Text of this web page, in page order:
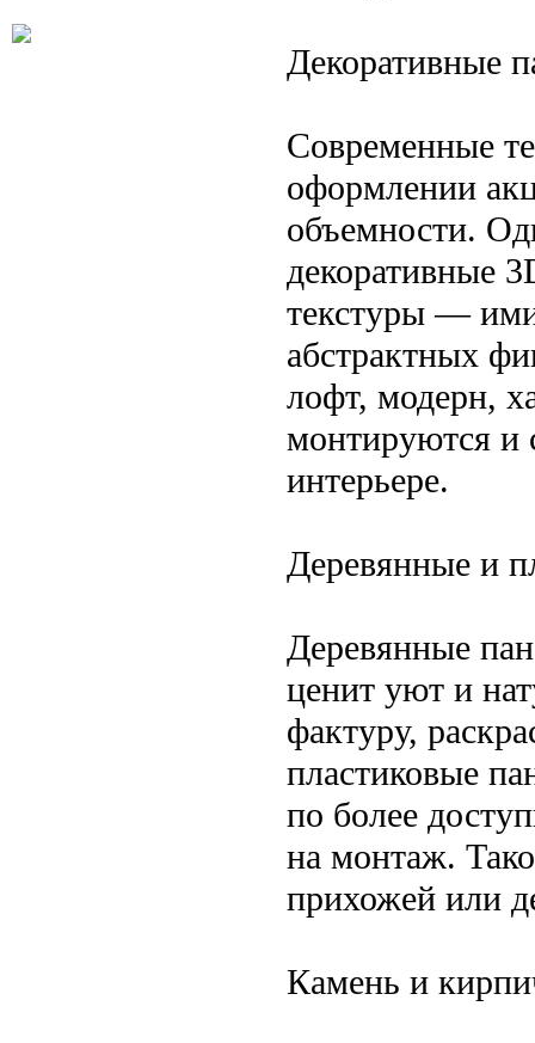
Декоративные
Современные
оформлении
объемности.
декоративные
текстуры —
абстрактных
лофт, модерн,
монтируются и
интерьере.
Деревянные и
Деревянные
ценит уют и
фактуру,
пластиковые
по более
на монтаж.
прихожей или
Камень и